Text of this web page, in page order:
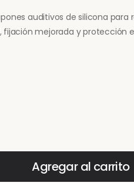
auditivos de silicona para
fijación mejorada y protección
Agregar al carrito